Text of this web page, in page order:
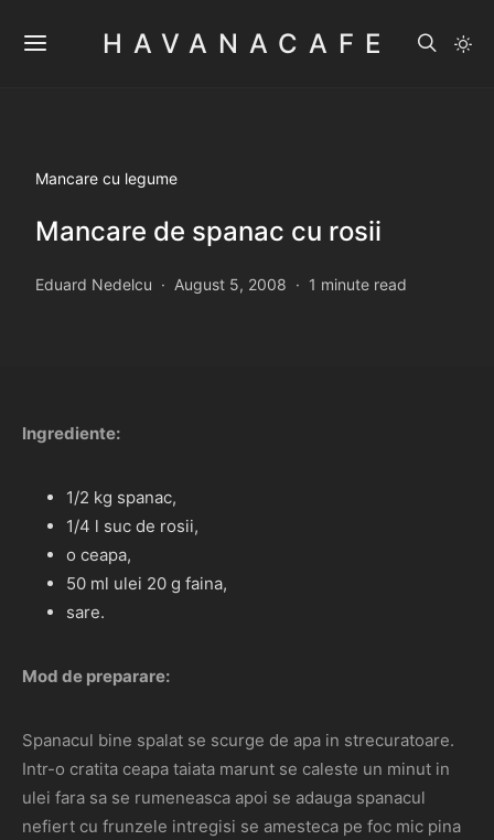
HAVANACAFE
Mancare cu legume
Mancare de spanac cu rosii
Eduard Nedelcu August 5, 2008 1 minute read
Ingrediente:
1/2 kg spanac,
1/4 l suc de rosii,
o ceapa,
50 ml ulei 20 g faina,
sare.
Mod de preparare:
Spanacul bine spalat se scurge de apa in strecuratoare.
Intr-o cratita ceapa taiata marunt se caleste un minut in
ulei fara sa se rumeneasca apoi se adauga spanacul
nefiert cu frunzele intregisi se amesteca pe foc mic pina